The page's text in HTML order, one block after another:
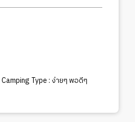
Camping Type : ง่ายๆ พอดีๆ